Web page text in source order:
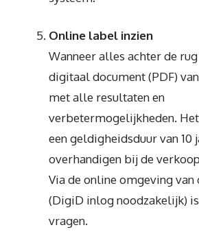
Online label inzien
Wanneer alles achter de
digitaal document (PDF)
met alle resultaten en
verbetermogelijkheden.
een geldigheidsduur van 10
overhandigen bij de
Via de online omgeving van
(DigiD inlog noodzakelijk)
vragen.